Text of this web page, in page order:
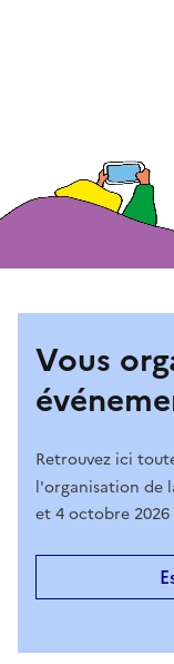
Vous
Retrouvez ici
l'organisation de
et 4 octobre 2026